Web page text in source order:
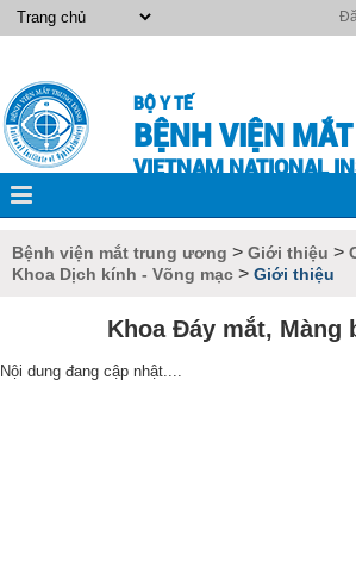
BỘ Y TẾ
BỆNH VIỆN
VIETNAM NATIONAL
Bệnh viện mắt trung ương > Giới thiệu >
Khoa Dịch kính - Võng mạc > Giới thiệu
Khoa Đáy mắt, Màng
Nội dung đang cập nhật....